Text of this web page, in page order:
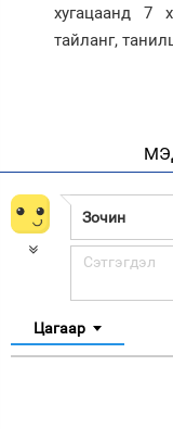
хугацаанд 7
тайланг,
Цагаар